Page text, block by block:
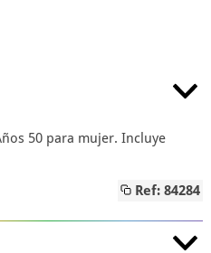
50 para mujer. Incluye
Ref: 84284